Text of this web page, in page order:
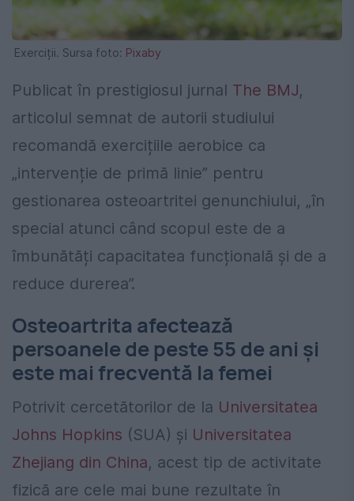
Exerciții. Sursa foto: Pixaby
Publicat în prestigiosul jurnal The BMJ,
articolul semnat de autorii studiului
recomandă exercițiile aerobice ca
„intervenție de primă linie” pentru
gestionarea osteoartritei genunchiului, „în
special atunci când scopul este de a
îmbunătăți capacitatea funcțională și de a
reduce durerea”.
Osteoartrita afectează
persoanele de peste 55 de ani și
este mai frecventă la femei
Potrivit cercetătorilor de la Universitatea
Johns Hopkins (SUA) și Universitatea
Zhejiang din China, acest tip de activitate
fizică are cele mai bune rezultate în